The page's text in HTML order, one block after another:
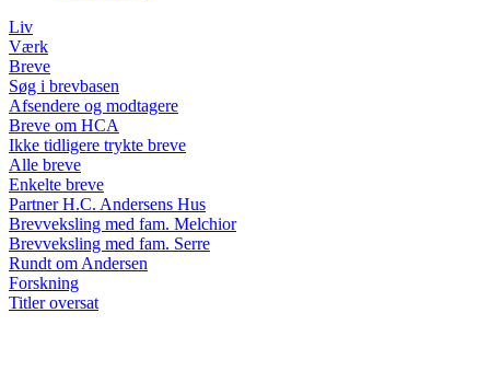
Liv
Værk
Breve
Søg i brevbasen
Afsendere og modtagere
Breve om HCA
Ikke tidligere trykte breve
Alle breve
Enkelte breve
Partner H.C. Andersens Hus
Brevveksling med fam. Melchior
Brevveksling med fam. Serre
Rundt om Andersen
Forskning
Titler oversat